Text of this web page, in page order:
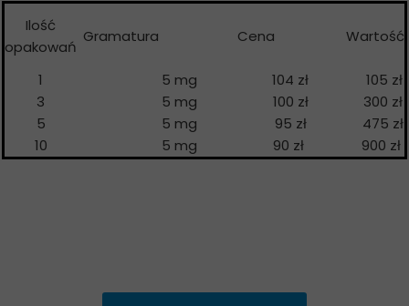
Ilość
opakowań
Gramatura Cena Wartość
1 5 mg 104 zł
105 zł
3
5
10
5 mg
5 mg
5 mg
100 zł
95 zł
90 zł
300 zł
475 zł
900 zł